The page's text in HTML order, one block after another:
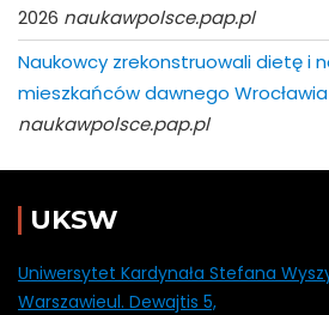
2026 naukawpolsce.pap.pl
Naukowcy zrekonstruowali dietę i
mieszkańców dawnego Wrocławia
naukawpolsce.pap.pl
UKSW
Uniwersytet Kardynała Stefana
Warszawieul. Dewajtis 5,